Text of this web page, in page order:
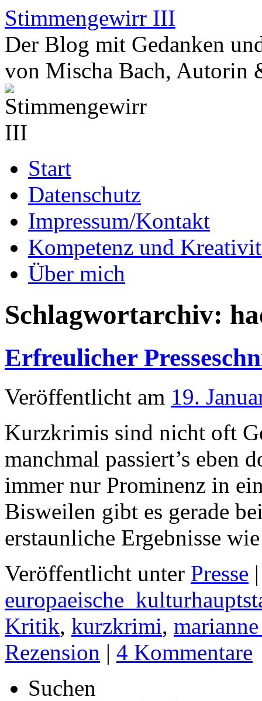
Zum
Inhalt
springen
Stimmengewirr III
Der Blog mit Gedanken
von Mischa Bach, Autorin
Start
Datenschutz
Impressum/Kontakt
Kompetenz und
Über mich
Schlagwortarchiv:
Erfreulicher
Veröffentlicht am 19.
Kurzkrimis sind nicht oft
manchmal passiert’s eben
immer nur Prominenz in
Bisweilen gibt es gerade
erstaunliche Ergebnisse
Veröffentlicht unter Presse |
Kritik, kurzkrimi,
Rezension | 4 Kommentare
Suchen